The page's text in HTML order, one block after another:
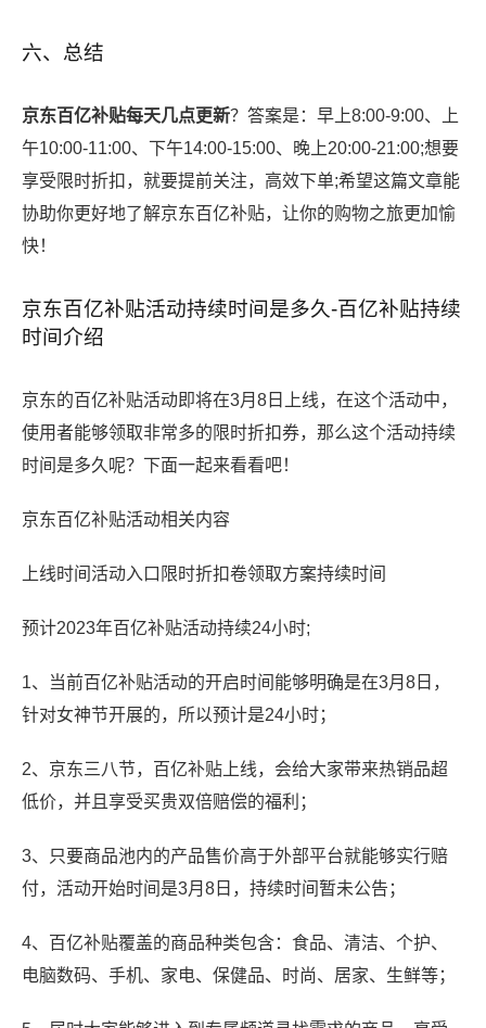
六、总结
京东百亿补贴每天几点更新？答案是：早上8:00-9:00、上
午10:00-11:00、下午14:00-15:00、晚上20:00-21:00;想要
享受限时折扣，就要提前关注，高效下单;希望这篇文章能
协助你更好地了解京东百亿补贴，让你的购物之旅更加愉
快！
京东百亿补贴活动持续时间是多久-百亿补贴持续
时间介绍
京东的百亿补贴活动即将在3月8日上线，在这个活动中，
使用者能够领取非常多的限时折扣券，那么这个活动持续
时间是多久呢？下面一起来看看吧！
京东百亿补贴活动相关内容
上线时间活动入口限时折扣卷领取方案持续时间
预计2023年百亿补贴活动持续24小时;
1、当前百亿补贴活动的开启时间能够明确是在3月8日，
针对女神节开展的，所以预计是24小时；
2、京东三八节，百亿补贴上线，会给大家带来热销品超
低价，并且享受买贵双倍赔偿的福利；
3、只要商品池内的产品售价高于外部平台就能够实行赔
付，活动开始时间是3月8日，持续时间暂未公告；
4、百亿补贴覆盖的商品种类包含：食品、清洁、个护、
电脑数码、手机、家电、保健品、时尚、居家、生鲜等；